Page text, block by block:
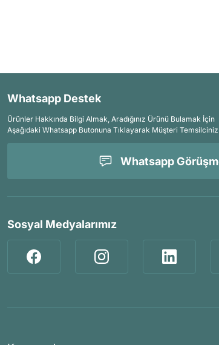
Whatsapp Destek
Ürünler Hakkında Bilgi Almak, Aradığınız Ürünü Bulamak İçin
Aşağıdaki Whatsapp Butonuna Tıklayarak Müşteri
Whatsapp
Sosyal Medyalarımız